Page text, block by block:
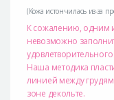
(Кожа истончилась из-за
К сожалению, одним
невозможно
удовлетворительного
Наша методика
линией между
зоне декольте.